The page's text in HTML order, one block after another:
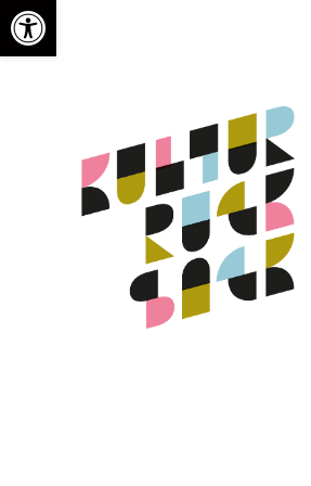
Open toolbar